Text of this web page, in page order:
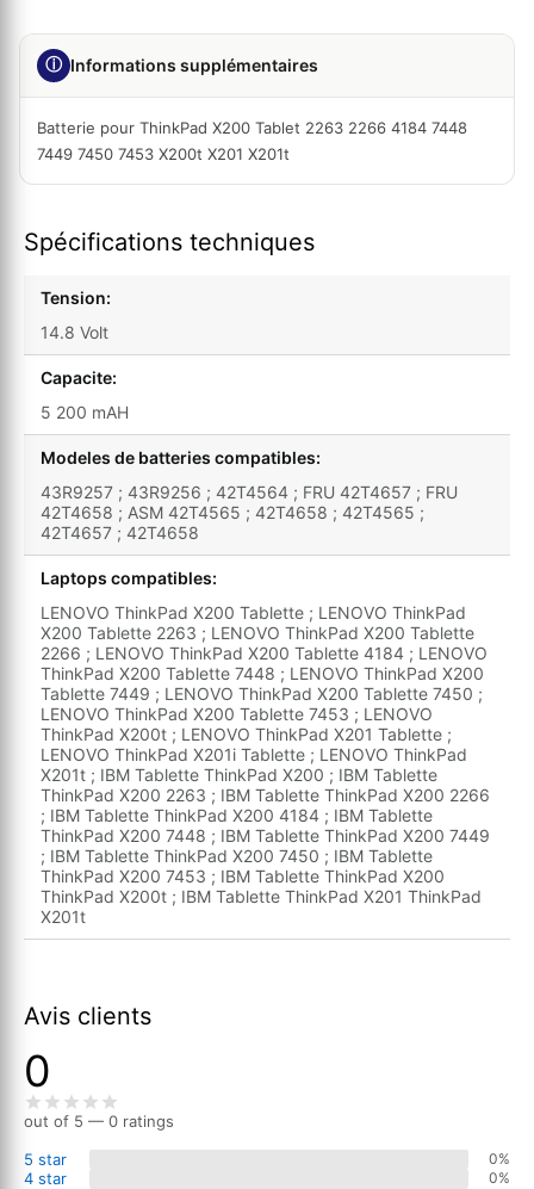
ⓘ Informations supplémentaires
Batterie pour ThinkPad X200 Tablet 2263 2266 4184 7448
7449 7450 7453 X200t X201 X201t
Spécifications techniques
Tension:
14.8 Volt
Capacite:
5 200 mAH
Modeles de batteries compatibles:
43R9257 ; 43R9256 ; 42T4564 ; FRU 42T4657 ; FRU
42T4658 ; ASM 42T4565 ; 42T4658 ; 42T4565 ;
42T4657 ; 42T4658
Laptops compatibles:
LENOVO ThinkPad X200 Tablette ; LENOVO ThinkPad
X200 Tablette 2263 ; LENOVO ThinkPad X200 Tablette
2266 ; LENOVO ThinkPad X200 Tablette 4184 ; LENOVO
ThinkPad X200 Tablette 7448 ; LENOVO ThinkPad X200
Tablette 7449 ; LENOVO ThinkPad X200 Tablette 7450 ;
LENOVO ThinkPad X200 Tablette 7453 ; LENOVO
ThinkPad X200t ; LENOVO ThinkPad X201 Tablette ;
LENOVO ThinkPad X201i Tablette ; LENOVO ThinkPad
X201t ; IBM Tablette ThinkPad X200 ; IBM Tablette
ThinkPad X200 2263 ; IBM Tablette ThinkPad X200 2266
; IBM Tablette ThinkPad X200 4184 ; IBM Tablette
ThinkPad X200 7448 ; IBM Tablette ThinkPad X200 7449
; IBM Tablette ThinkPad X200 7450 ; IBM Tablette
ThinkPad X200 7453 ; IBM Tablette ThinkPad X200
ThinkPad X200t ; IBM Tablette ThinkPad X201 ThinkPad
X201t
Avis clients
0
out of 5 — 0 ratings
5 star
0%
4 star 0%